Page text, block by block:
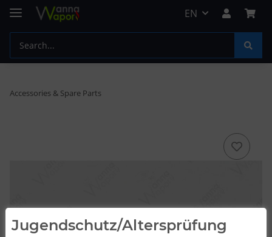
EN
Accessories & Spare Parts
Jugendschutz/Altersprüfung